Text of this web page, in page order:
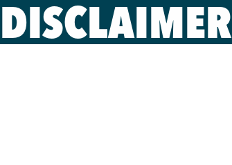
DISCLAIMER